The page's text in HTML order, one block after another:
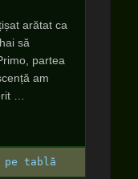
arătat ca
să
partea
am
tablă